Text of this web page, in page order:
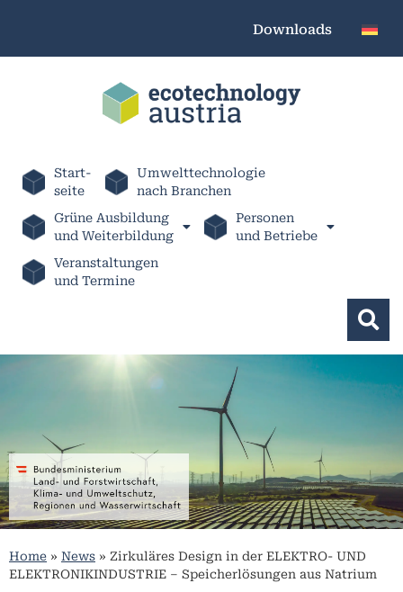
Downloads
Start-
seite
Umwelttechnologie
nach Branchen
Grüne Ausbildung
und Weiterbildung
Personen
und Betriebe
Veranstaltungen
und Termine
Home » News » Zirkuläres Design in der ELEKTRO- UND
ELEKTRONIKINDUSTRIE – Speicherlösungen aus Natrium